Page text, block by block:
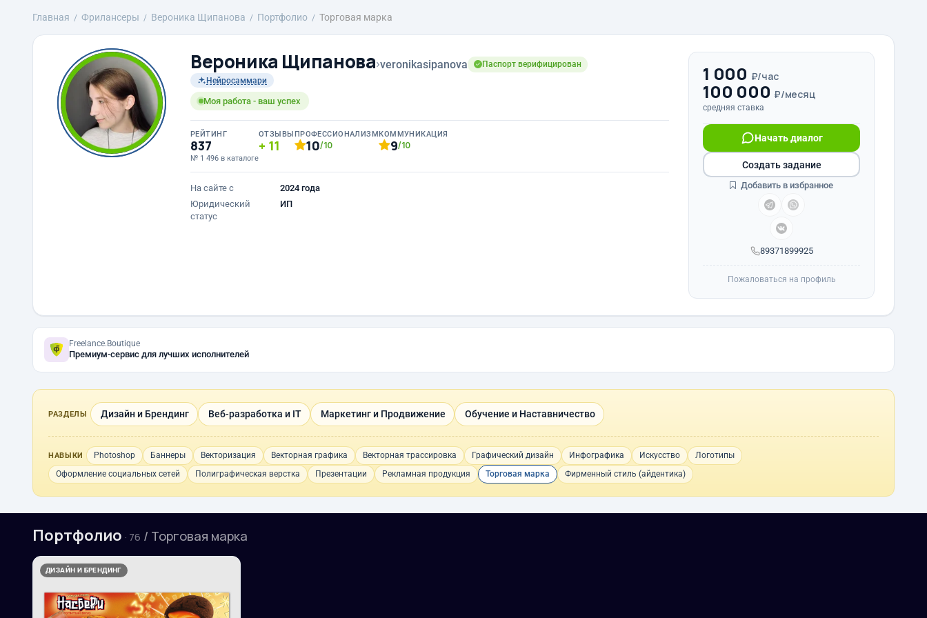
Главная Фрилансеры Вероника Щипанова Портфолио Торговая марка
Вероника Щипанова›veronikasipanova
Паспорт верифицирован
Нейросаммари
Моя работа - ваш успех
РЕЙТИНГ
837
№ 1 496 в каталоге
ОТЗЫВЫ
11
ПРОФЕССИОНАЛИЗМ
10/10
КОММУНИКАЦИЯ
9/10
На сайте с
2024 года
Юридический
статус
ИП
1 000 ₽/час
100 000 ₽/месяц
средняя ставка
89371899925
Начать диалог
Создать задание
Добавить в избранное
Пожаловаться на профиль
Freelance.Boutique
Премиум-сервис для лучших исполнителей
РАЗДЕЛЫ Дизайн и Брендинг Веб-разработка и IT Маркетинг и Продвижение Обучение и Наставничество
НАВЫКИ Photoshop Баннеры Векторизация Векторная графика Векторная трассировка Графический дизайн Инфографика Искусство
Логотипы
Оформление социальных сетей
Полиграфическая верстка Презентации Рекламная продукция Торговая марка Фирменный стиль (айдентика)
Портфолио · 76 / Торговая марка
ДИЗАЙН И БРЕНДИНГ